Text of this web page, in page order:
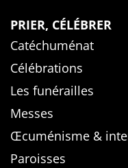
PRIER, CÉLÉBRER
Catéchuménat
Célébrations
Les funérailles
Messes
Œcuménisme &
Paroisses